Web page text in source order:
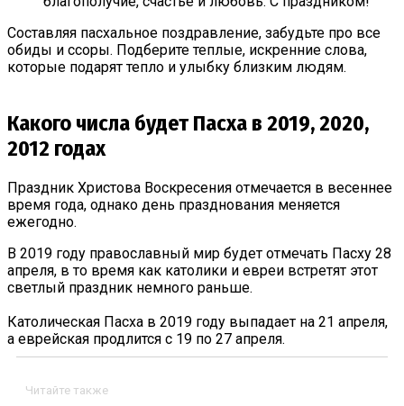
Составляя пасхальное поздравление, забудьте про все
обиды и ссоры. Подберите теплые, искренние слова,
которые подарят тепло и улыбку близким людям.
Какого числа будет Пасха в 2019, 2020,
2012 годах
Праздник Христова Воскресения отмечается в весеннее
время года, однако день празднования меняется
ежегодно.
В 2019 году православный мир будет отмечать Пасху 28
апреля, в то время как католики и евреи встретят этот
светлый праздник немного раньше.
Католическая Пасха в 2019 году выпадает на 21 апреля,
а еврейская продлится с 19 по 27 апреля.
Читайте также